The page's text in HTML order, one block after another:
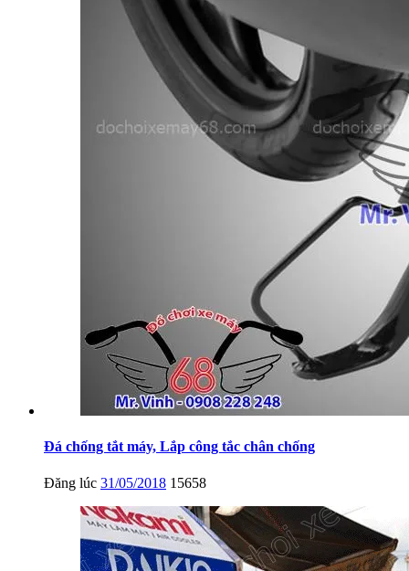
Đá chống tắt máy, Lắp công tắc chân chống
Đăng lúc 31/05/2018 15658